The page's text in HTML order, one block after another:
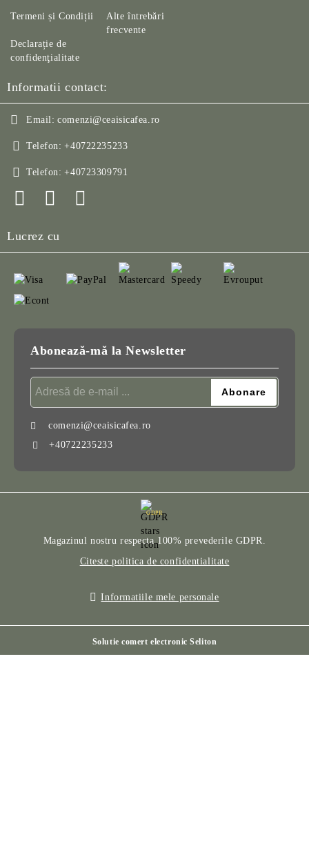
Termeni și Condiții
Declarație de
confidenţialitate
Alte întrebări
frecvente
Informatii contact:
Email: comenzi@ceaisicafea.ro
Telefon: +40722235233
Telefon: +40723309791
Lucrez cu
Abonează-mă la Newsletter
comenzi@ceaisicafea.ro
+40722235233
GDPR
Magazinul nostru respecta 100% prevederile GDPR.
Citeste politica de confidentialitate
Informatiile mele personale
Solutie comert electronic Seliton